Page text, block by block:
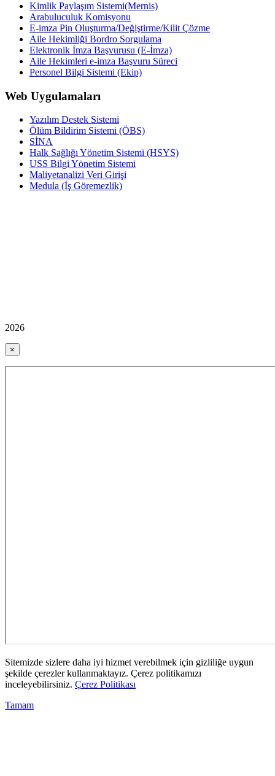
Kimlik Paylaşım Sistemi(Mernis)
Arabuluculuk Komisyonu
E-imza Pin Oluşturma/Değiştirme/Kilit Çözme
Aile Hekimliği Bordro Sorgulama
Elektronik İmza Başvurusu (E-İmza)
Aile Hekimleri e-imza Başvuru Süreci
Personel Bilgi Sistemi (Ekip)
Web Uygulamaları
Yazılım Destek Sistemi
Ölüm Bildirim Sistemi (ÖBS)
SİNA
Halk Sağlığı Yönetim Sistemi (HSYS)
USS Bilgi Yönetim Sistemi
Maliyetanalizi Veri Girişi
Medula (İş Göremezlik)
2026
×
Sitemizde sizlere daha iyi hizmet verebilmek için gizliliğe uygun
şekilde çerezler kullanmaktayız. Çerez politikamızı
inceleyebilirsiniz. Çerez Politikası
Tamam